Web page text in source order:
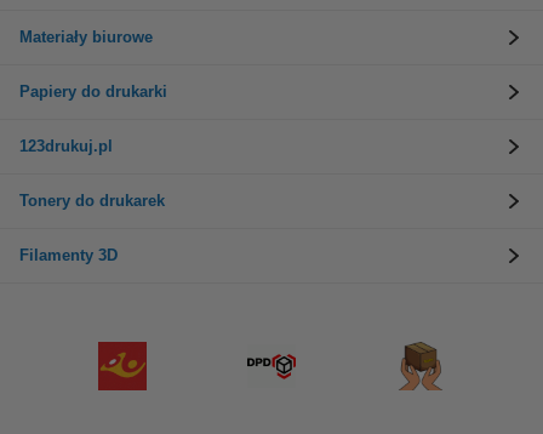
Materiały biurowe
Papiery do drukarki
123drukuj.pl
Tonery do drukarek
Filamenty 3D